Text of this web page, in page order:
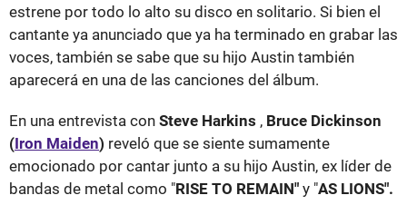
estrene por todo lo alto su disco en solitario. Si bien el
cantante ya anunciado que ya ha terminado en grabar las
voces, también se sabe que su hijo Austin también
aparecerá en una de las canciones del álbum.
En una entrevista con Steve Harkins , Bruce Dickinson
(Iron Maiden) reveló que se siente sumamente
emocionado por cantar junto a su hijo Austin, ex líder de
bandas de metal como "RISE TO REMAIN" y "AS LIONS".